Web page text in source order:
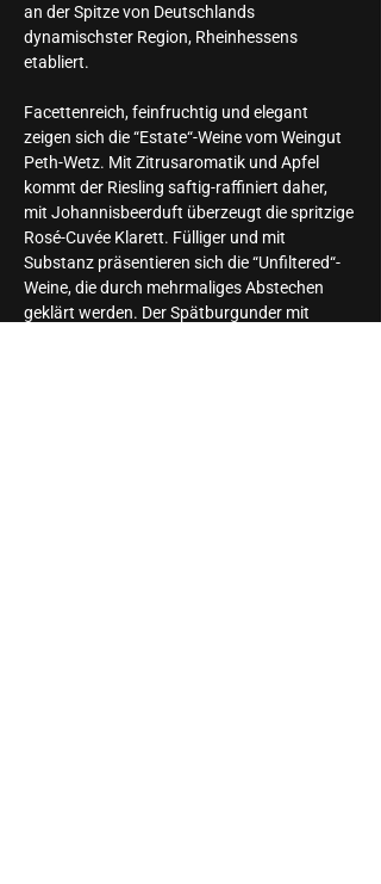
an der Spitze von Deutschlands
dynamischster Region, Rheinhessens
etabliert.
Facettenreich, feinfruchtig und elegant
zeigen sich die “Estate“-Weine vom Weingut
Peth-Wetz. Mit Zitrusaromatik und Apfel
kommt der Riesling saftig-raffiniert daher,
mit Johannisbeerduft überzeugt die spritzige
Rosé-Cuvée Klarett. Fülliger und mit
Substanz präsentieren sich die “Unfiltered“-
Weine, die durch mehrmaliges Abstechen
geklärt werden. Der Spätburgunder mit